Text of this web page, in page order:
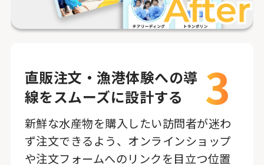
直販注文・漁港体験への導
線をスムーズに設計する
3
新鮮な水産物を購入したい訪問者が迷わ
ず注文できるよう、オンラインショップ
や注文フォームへのリンクを目立つ位置